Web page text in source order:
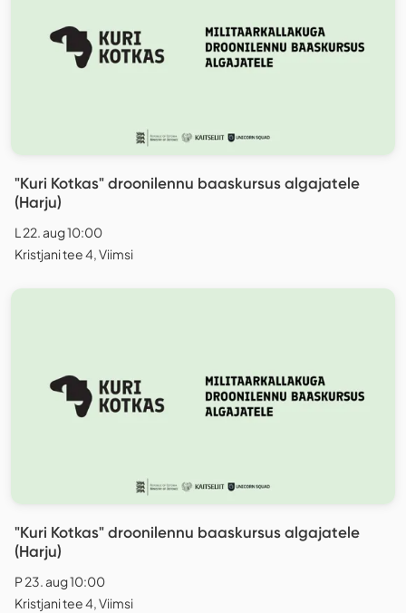
"Kuri Kotkas" droonilennu baaskursus algajatele
(Harju)
L 22. aug 10:00
Kristjani tee 4, Viimsi
"Kuri Kotkas" droonilennu baaskursus algajatele
(Harju)
P 23. aug 10:00
Kristjani tee 4, Viimsi